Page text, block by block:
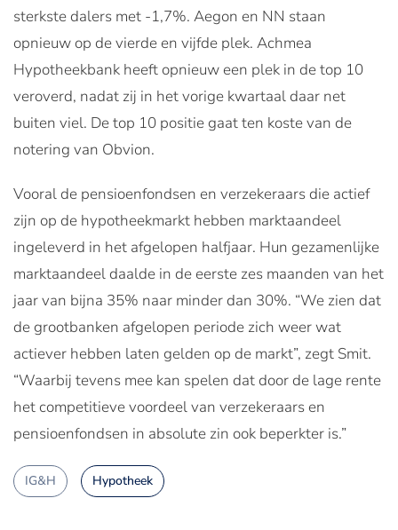
sterkste dalers met -1,7%. Aegon en NN staan
opnieuw op de vierde en vijfde plek. Achmea
Hypotheekbank heeft opnieuw een plek in de top 10
veroverd, nadat zij in het vorige kwartaal daar net
buiten viel. De top 10 positie gaat ten koste van de
notering van Obvion.
Vooral de pensioenfondsen en verzekeraars die actief
zijn op de hypotheekmarkt hebben marktaandeel
ingeleverd in het afgelopen halfjaar. Hun gezamenlijke
marktaandeel daalde in de eerste zes maanden van het
jaar van bijna 35% naar minder dan 30%. “We zien dat
de grootbanken afgelopen periode zich weer wat
actiever hebben laten gelden op de markt”, zegt Smit.
“Waarbij tevens mee kan spelen dat door de lage rente
het competitieve voordeel van verzekeraars en
pensioenfondsen in absolute zin ook beperkter is.”
IG&H Hypotheek